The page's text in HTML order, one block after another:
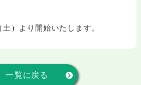
）より開始いたします。
一覧に戻る